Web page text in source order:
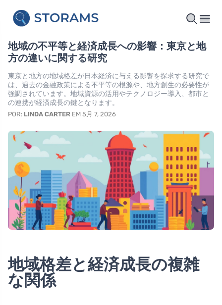
地域の不平等と経済成長への影響：東京と地
方の違いに関する研究
東京と地方の地域格差が日本経済に与える影響を探求する研究で
は、過去の金融政策による不平等の根源や、地方創生の必要性が
強調されています。地域資源の活用やテクノロジー導入、都市と
の連携が経済成長の鍵となります。
POR: LINDA CARTER EM 5月 7, 2026
地域格差と経済成長の複雑
な関係